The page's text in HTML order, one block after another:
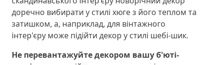
доречно вибирати у стилі хюге з його теплом та
затишком, а, наприклад, для вінтажного
інтер'єру може підійти декор у стилі шебі-шик.
Не перевантажуйте декором вашу б'юті-